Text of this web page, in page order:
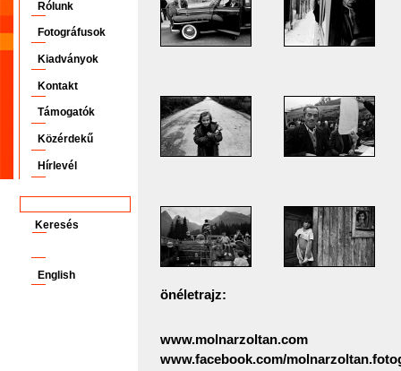
Rólunk
Fotográfusok
Kiadványok
Kontakt
Támogatók
Közérdekű
Hírlevél
English
önéletrajz:
www.molnarzoltan.com
www.facebook.com/